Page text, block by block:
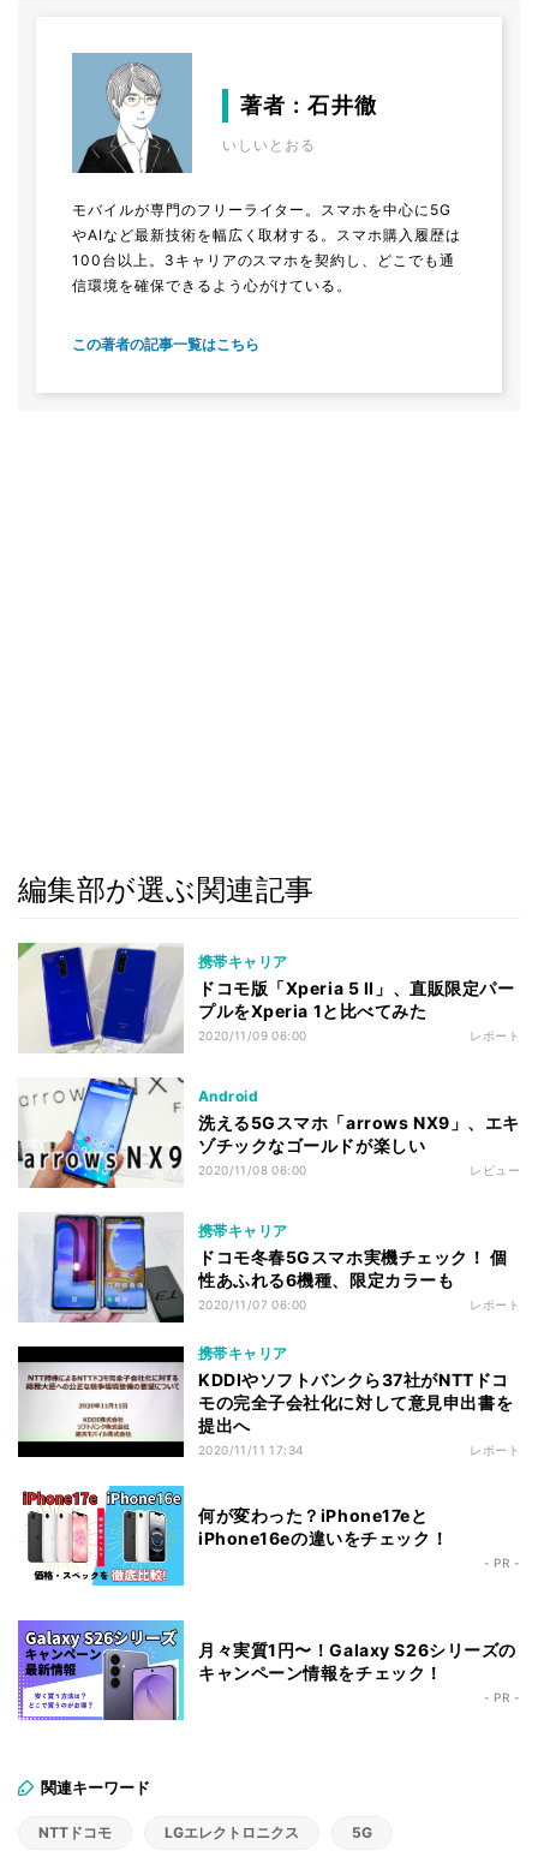
著者 : 石井徹
いしいとおる
モバイルが専門のフリーライター。スマホを中心に5G
やAIなど最新技術を幅広く取材する。スマホ購入履歴は
100台以上。3キャリアのスマホを契約し、どこでも通
信環境を確保できるよう心がけている。
この著者の記事一覧はこちら
編集部が選ぶ関連記事
携帯キャリア
ドコモ版「Xperia 5 II」、直販限定パー
プルをXperia 1と比べてみた
2020/11/09 06:00 レポート
Android
洗える5Gスマホ「arrows NX9」、エキ
ゾチックなゴールドが楽しい
2020/11/08 06:00 レビュー
携帯キャリア
ドコモ冬春5Gスマホ実機チェック！ 個
性あふれる6機種、限定カラーも
2020/11/07 06:00 レポート
携帯キャリア
KDDIやソフトバンクら37社がNTTドコ
モの完全子会社化に対して意見申出書を
提出へ
2020/11/11 17:34 レポート
何が変わった？iPhone17eと
iPhone16eの違いをチェック！
- PR -
月々実質1円〜！Galaxy S26シリーズの
キャンペーン情報をチェック！
- PR -
関連キーワード
NTTドコモ LGエレクトロニクス 5G